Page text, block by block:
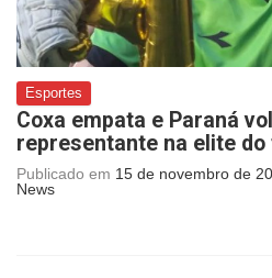
Esportes
Coxa empata e Paraná
representante na elite
Publicado em 15 de novembro de
News